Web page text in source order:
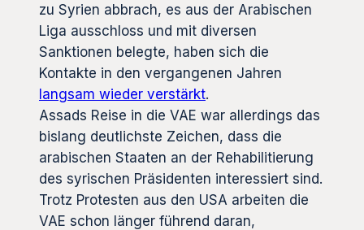
zu Syrien abbrach, es aus der Arabischen
Liga ausschloss und mit diversen
Sanktionen belegte, haben sich die
Kontakte in den vergangenen Jahren
langsam wieder verstärkt.
Assads Reise in die VAE war allerdings das
bislang deutlichste Zeichen, dass die
arabischen Staaten an der Rehabilitierung
des syrischen Präsidenten interessiert sind.
Trotz Protesten aus den USA arbeiten die
VAE schon länger führend daran,